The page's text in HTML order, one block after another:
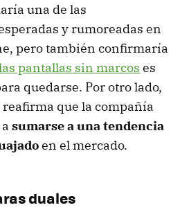
una de las
y rumoreadas en
pero también confirmaría
pantallas sin marcos es
quedarse. Por otro lado,
que la compañía
sumarse a una tendencia
en el mercado.
duales